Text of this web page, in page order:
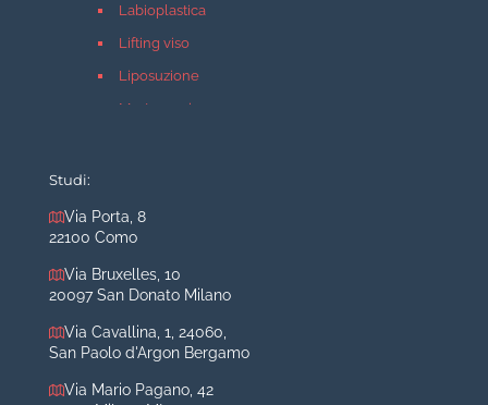
Labioplastica
Lifting viso
Liposuzione
Mastopessi
Rinoplastica
Medicina estetica Milano
Acido ialuronico viso
Aumento labbra
Studi:
Via Porta, 8
22100 Como
Via Bruxelles, 10
20097 San Donato Milano
Via Cavallina, 1, 24060,
San Paolo d'Argon Bergamo
Via Mario Pagano, 42